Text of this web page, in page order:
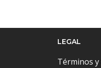
LEGAL
Términos y